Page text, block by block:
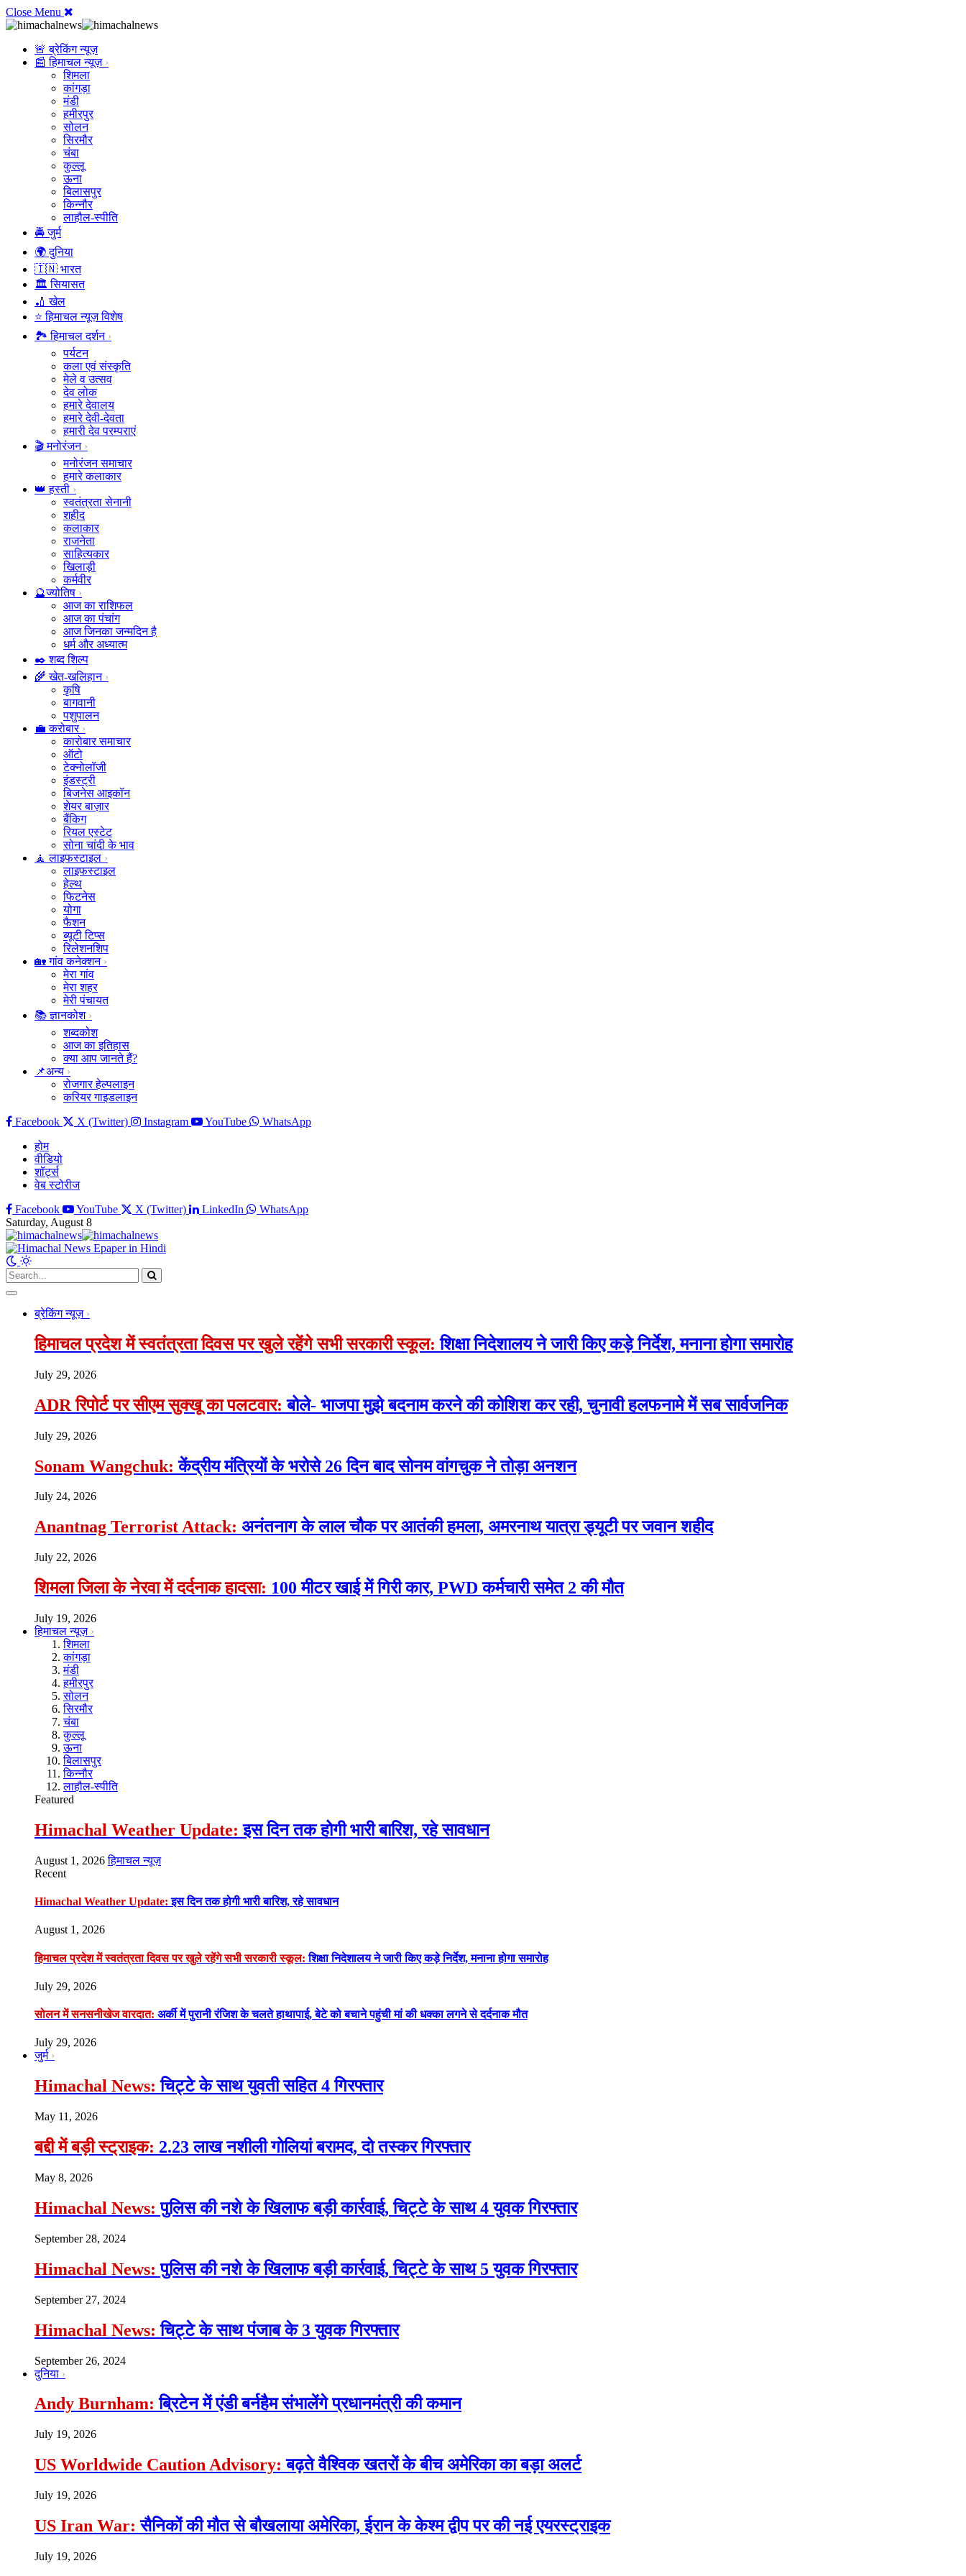
Close Menu
🚨 ब्रेकिंग न्यूज़
📰 हिमाचल न्यूज़
शिमला
कांगड़ा
मंडी
हमीरपुर
सोलन
सिरमौर
चंबा
कुल्लू
ऊना
बिलासपुर
किन्नौर
लाहौल-स्पीति
🚔 जुर्म
🌍 दुनिया
🇮🇳 भारत
🏛️ सियासत
🏏 खेल
⭐ हिमाचल न्यूज़ विशेष
🏞️ हिमाचल दर्शन
पर्यटन
कला एवं संस्कृति
मेले व उत्सव
देव लोक
हमारे देवालय
हमारे देवी-देवता
हमारी देव परम्पराएं
🎬 मनोरंजन
मनोरंजन समाचार
हमारे कलाकार
👑 हस्ती
स्वतंत्रता सेनानी
शहीद
कलाकार
राजनेता
साहित्यकार
खिलाड़ी
कर्मवीर
🔮ज्योतिष
आज का राशिफल
आज का पंचांग
आज जिनका जन्मदिन है
धर्म और अध्यात्म
✒️ शब्द शिल्प
🌾 खेत-खलिहान
कृषि
बागवानी
पशुपालन
💼 करोबार
कारोबार समाचार
ऑटो
टेक्नोलॉजी
इंडस्ट्री
बिजनेस आइकॉन
शेयर बाज़ार
बैंकिग
रियल एस्टेट
सोना चांदी के भाव
🧘 लाइफस्टाइल
लाइफस्टाइल
हेल्थ
फिटनेस
योगा
फैशन
ब्यूटी टिप्स
रिलेशनशिप
🏡 गांव कनेक्शन
मेरा गांव
मेरा शहर
मेरी पंचायत
📚 ज्ञानकोश
शब्दकोश
आज का इतिहास
क्या आप जानते हैं?
📌अन्य
रोजगार हेल्पलाइन
करियर गाइडलाइन
Facebook
X (Twitter) Instagram YouTube
WhatsApp
होम
वीडियो
शॉर्ट्स
वेब स्टोरीज
Facebook
YouTube X (Twitter) LinkedIn
WhatsApp
Saturday, August 8
ब्रेकिंग न्यूज़
हिमाचल प्रदेश में स्वतंत्रता दिवस पर खुले रहेंगे सभी सरकारी स्कूल: शिक्षा निदेशालय ने जारी किए कड़े निर्देश, मनाना होगा समारोह
July 29, 2026
ADR रिपोर्ट पर सीएम सुक्खू का पलटवार: बोले- भाजपा मुझे बदनाम करने की कोशिश कर रही, चुनावी हलफनामे में सब सार्वजनिक
July 29, 2026
Sonam Wangchuk: केंद्रीय मंत्रियों के भरोसे 26 दिन बाद सोनम वांगचुक ने तोड़ा अनशन
July 24, 2026
Anantnag Terrorist Attack: अनंतनाग के लाल चौक पर आतंकी हमला, अमरनाथ यात्रा ड्यूटी पर जवान शहीद
July 22, 2026
शिमला जिला के नेरवा में दर्दनाक हादसा: 100 मीटर खाई में गिरी कार, PWD कर्मचारी समेत 2 की मौत
July 19, 2026
हिमाचल न्यूज़
शिमला
कांगड़ा
मंडी
हमीरपुर
सोलन
सिरमौर
चंबा
कुल्लू
ऊना
बिलासपुर
किन्नौर
लाहौल-स्पीति
Featured
Himachal Weather Update: इस दिन तक होगी भारी बारिश, रहे सावधान
August 1, 2026 हिमाचल न्यूज़
Recent
Himachal Weather Update: इस दिन तक होगी भारी बारिश, रहे सावधान
August 1, 2026
हिमाचल प्रदेश में स्वतंत्रता दिवस पर खुले रहेंगे सभी सरकारी स्कूल: शिक्षा निदेशालय ने जारी किए कड़े निर्देश, मनाना होगा समारोह
July 29, 2026
सोलन में सनसनीखेज वारदात: अर्की में पुरानी रंजिश के चलते हाथापाई, बेटे को बचाने पहुंची मां की धक्का लगने से दर्दनाक मौत
July 29, 2026
जुर्म
Himachal News: चिट्टे के साथ युवती सहित 4 गिरफ्तार
May 11, 2026
बद्दी में बड़ी स्ट्राइक: 2.23 लाख नशीली गोलियां बरामद, दो तस्कर गिरफ्तार
May 8, 2026
Himachal News: पुलिस की नशे के खिलाफ बड़ी कार्रवाई, चिट्टे के साथ 4 युवक गिरफ्तार
September 28, 2024
Himachal News: पुलिस की नशे के खिलाफ बड़ी कार्रवाई, चिट्टे के साथ 5 युवक गिरफ्तार
September 27, 2024
Himachal News: चिट्टे के साथ पंजाब के 3 युवक गिरफ्तार
September 26, 2024
दुनिया
Andy Burnham: ब्रिटेन में एंडी बर्नहैम संभालेंगे प्रधानमंत्री की कमान
July 19, 2026
US Worldwide Caution Advisory: बढ़ते वैश्विक खतरों के बीच अमेरिका का बड़ा अलर्ट
July 19, 2026
US Iran War: सैनिकों की मौत से बौखलाया अमेरिका, ईरान के केश्म द्वीप पर की नई एयरस्ट्राइक
July 19, 2026